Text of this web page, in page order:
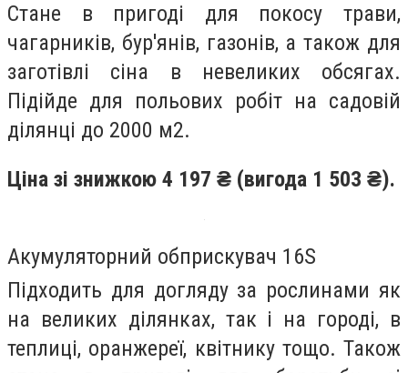
Стане в пригоді для покосу трави,
чагарників, бур'янів, газонів, а також для
заготівлі сіна в невеликих обсягах.
Підійде для польових робіт на садовій
ділянці до 2000 м2.
Ціна зі знижкою 4 197 ₴ (вигода 1 503 ₴).
Акумуляторний обприскувач 16S
Підходить для догляду за рослинами як
на великих ділянках, так і на городі, в
теплиці, оранжереї, квітнику тощо. Також